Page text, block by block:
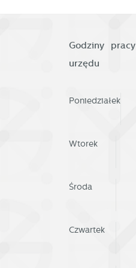
Godziny pracy
urzędu
Poniedziałek
Wtorek
Środa
Czwartek